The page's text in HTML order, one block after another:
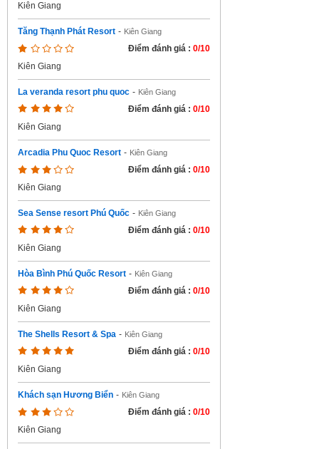
Kiên Giang
Tăng Thạnh Phát Resort - Kiên Giang
Điểm đánh giá : 0/10
Kiên Giang
La veranda resort phu quoc - Kiên Giang
Điểm đánh giá : 0/10
Kiên Giang
Arcadia Phu Quoc Resort - Kiên Giang
Điểm đánh giá : 0/10
Kiên Giang
Sea Sense resort Phú Quốc - Kiên Giang
Điểm đánh giá : 0/10
Kiên Giang
Hòa Bình Phú Quốc Resort - Kiên Giang
Điểm đánh giá : 0/10
Kiên Giang
The Shells Resort & Spa - Kiên Giang
Điểm đánh giá : 0/10
Kiên Giang
Khách sạn Hương Biển - Kiên Giang
Điểm đánh giá : 0/10
Kiên Giang